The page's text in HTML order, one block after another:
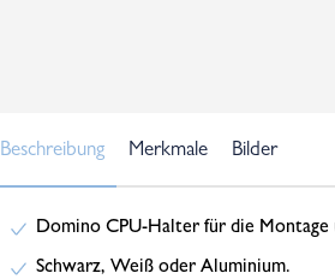
Beschreibung Merkmale Bilder
Domino CPU-Halter für die Montage
Schwarz, Weiß oder Aluminium.